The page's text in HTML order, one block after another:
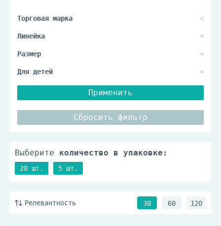
Применить
Сбросить фильтр
Выберите количество в упаковке:
20 шт. 5 шт.
Релевантность 30 60 120